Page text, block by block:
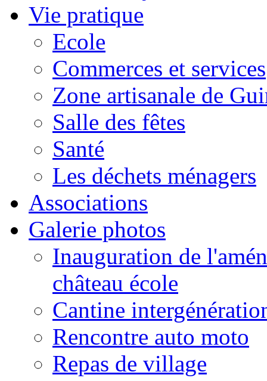
Vie pratique
Ecole
Commerces et services
Zone artisanale de
Salle des fêtes
Santé
Les déchets ménagers
Associations
Galerie photos
Inauguration de
château école
Cantine
Rencontre auto moto
Repas de village